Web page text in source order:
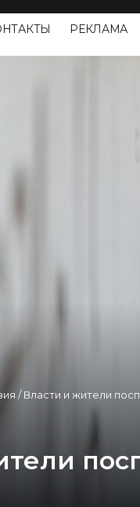
РЕКЛАМА
/Власти и жители